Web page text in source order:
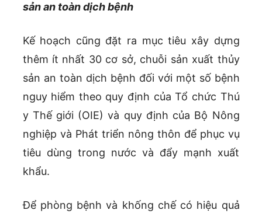
sản an toàn dịch bệnh
Kế hoạch cũng đặt ra mục tiêu xây dựng
thêm ít nhất 30 cơ sở, chuỗi sản xuất thủy
sản an toàn dịch bệnh đối với một số bệnh
nguy hiểm theo quy định của Tổ chức Thú
y Thế giới (OIE) và quy định của Bộ Nông
nghiệp và Phát triển nông thôn để phục vụ
tiêu dùng trong nước và đẩy mạnh xuất
khẩu.
Để phòng bệnh và khống chế có hiệu quả